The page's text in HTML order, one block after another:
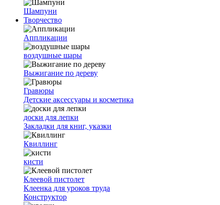
Шампуни
Творчество
Аппликации
воздушные шары
Выжигание по дереву
Гравюры
Детские аксессуары и косметика
доски для лепки
Закладки для книг, указки
Квиллинг
кисти
Клеевой пистолет
Клеенка для уроков труда
Конструктор